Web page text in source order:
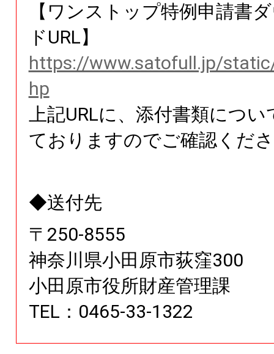
【ワンストップ特例申請書
ドURL】
https://www.satofull.jp/
hp
上記URLに、添付書類につい
ておりますのでご確認くだ
◆送付先
〒 250-8555
神奈川県小田原市荻窪300
小田原市役所財産管理課
TEL：0465-33-1322